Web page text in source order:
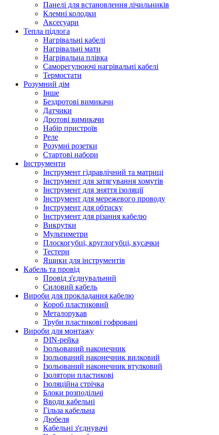
Панелі для встановлення лічильників
Клемні колодки
Аксесуари
Тепла підлога
Нагрівальні кабелі
Нагрівальні мати
Нагрівальна плівка
Саморегулюючі нагрівальні кабелі
Термостати
Розумний дім
Інше
Бездротові вимикачи
Датчики
Дротові вимикачи
Набір пристроїв
Реле
Розумні розетки
Стартові набори
Інструменти
Інструмент гідравлічний та матриці
Інструмент для затягування хомутів
Інструмент для зняття ізоляції
Інструмент для мережевого проводу
Інструмент для обтиску
Інструмент для різання кабелю
Викрутки
Мультиметри
Плоскогубці, круглогубці, кусачки
Тестери
Ящики для інструментів
Кабель та провід
Провід з'єднувальний
Силовий кабель
Вироби для прокладання кабелю
Короб пластиковий
Металорукав
Труби пластикові гофровані
Вироби для монтажу
DIN-рейка
Ізольований наконечник
Ізольований наконечник вилковий
Ізольований наконечник втулковий
Ізолятори пластикові
Ізоляційна стрічка
Блоки розподільчі
Вводи кабельні
Гільза кабельна
Дюбеля
Кабельнi з'єднувачi